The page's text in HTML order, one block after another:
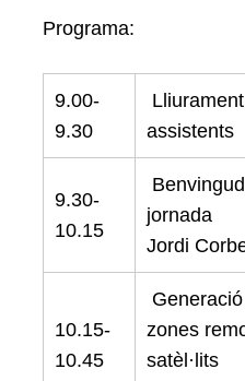
Programa:
9.00-
9.30
assistents
9.30-
10.15
jornada
Jordi
10.15-
10.45
zones
satèl·lits